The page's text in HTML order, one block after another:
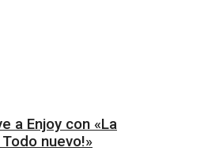
a Enjoy con «La
nuevo!»